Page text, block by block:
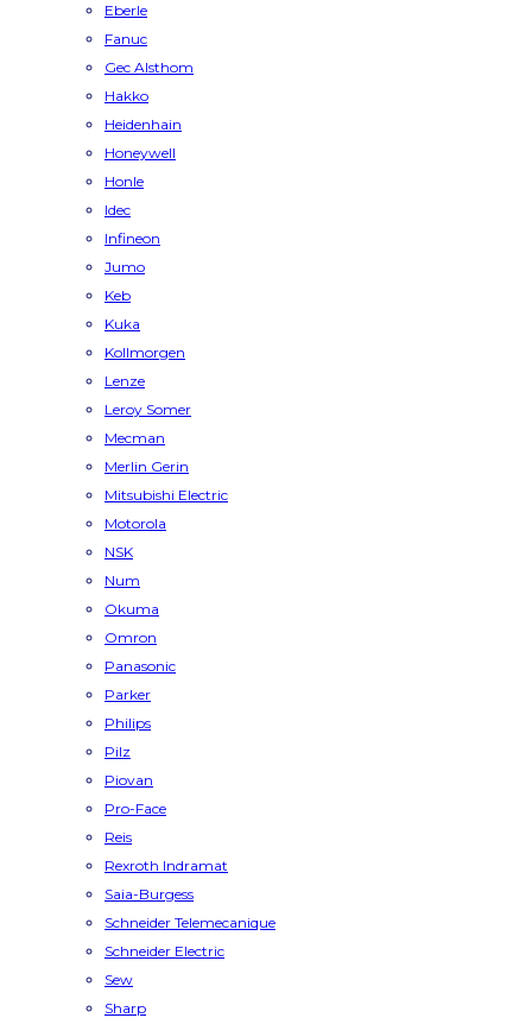
Eberle
Fanuc
Gec Alsthom
Hakko
Heidenhain
Honeywell
Honle
Idec
Infineon
Jumo
Keb
Kuka
Kollmorgen
Lenze
Leroy Somer
Mecman
Merlin Gerin
Mitsubishi Electric
Motorola
NSK
Num
Okuma
Omron
Panasonic
Parker
Philips
Pilz
Piovan
Pro-Face
Reis
Rexroth Indramat
Saia-Burgess
Schneider Telemecanique
Schneider Electric
Sew
Sharp